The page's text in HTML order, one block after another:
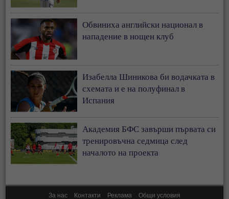
Обвиниха английски национал в
нападение в нощен клуб
Изабелла Шиникова би водачката в
схемата и е на полуфинал в
Испания
Академия БФС завърши първата си
тренировъчна седмица след
началото на проекта
За нас Контакти Реклама Общи условия